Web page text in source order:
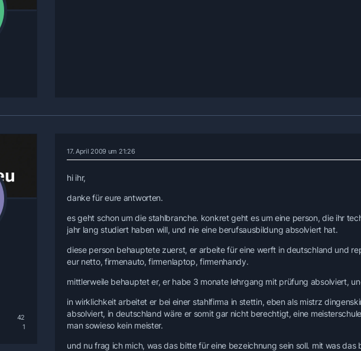
42
1
17. April 2009 um 21:26
hi ihr,
danke für eure antworten.
es geht schon um die stahlbranche. konkret geht es um eine person, die ihr
jahr lang studiert haben will, und nie eine berufsausbildung absolviert hat.
diese person behauptete zuerst, er arbeite für eine werft in deutschland und
eur netto, firmenauto, firmenlaptop, firmenhandy.
mittlerweile behauptet er, er habe 3 monate lehrgang mit prüfung absolviert,
in wirklichkeit arbeitet er bei einer stahlfirma in stettin, eben als mistrz
absolviert, in deutschland wäre er somit gar nicht berechtigt, eine
man sowieso kein meister.
und nu frag ich mich, was das bitte für eine bezeichnung sein soll. mit was das